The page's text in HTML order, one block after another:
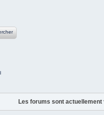
Les forums sont